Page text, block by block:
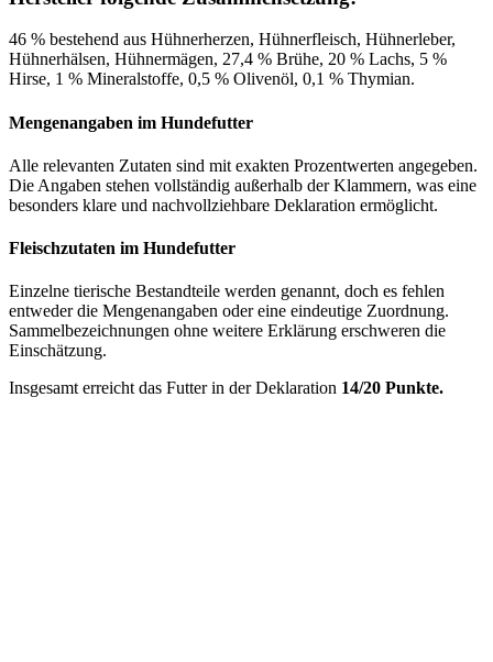
46 % bestehend aus Hühnerherzen, Hühnerfleisch, Hühnerleber,
Hühnerhälsen, Hühnermägen, 27,4 % Brühe, 20 % Lachs, 5 %
Hirse, 1 % Mineralstoffe, 0,5 % Olivenöl, 0,1 % Thymian.
Mengenangaben im Hundefutter
Alle relevanten Zutaten sind mit exakten Prozentwerten angegeben.
Die Angaben stehen vollständig außerhalb der Klammern, was eine
besonders klare und nachvollziehbare Deklaration ermöglicht.
Fleischzutaten im Hundefutter
Einzelne tierische Bestandteile werden genannt, doch es fehlen
entweder die Mengenangaben oder eine eindeutige Zuordnung.
Sammelbezeichnungen ohne weitere Erklärung erschweren die
Einschätzung.
Insgesamt erreicht das Futter in der Deklaration 14/20 Punkte.